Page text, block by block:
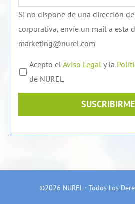
Si no dispone de una dirección
corporativa, envíe un mail a esta
marketing@nurel.com
Acepto el Aviso Legal y la
de NUREL
SUSCRIBIRME
©2026 NUREL · Todos Los